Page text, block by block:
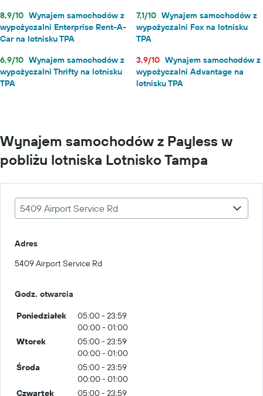
8,9/10 Wynajem samochodów z
wypożyczalni Enterprise Rent-A-
Car na lotnisku TPA
7,1/10 Wynajem samochodów z
wypożyczalni Fox na lotnisku
TPA
6,9/10 Wynajem samochodów z
wypożyczalni Thrifty na lotnisku
TPA
3,9/10 Wynajem samochodów z
wypożyczalni Advantage na
lotnisku TPA
Wynajem samochodów z Payless w
pobliżu lotniska Lotnisko Tampa
5409 Airport Service Rd
Adres
5409 Airport Service Rd
Godz. otwarcia
Poniedziałek
05:00 - 23:59
00:00 - 01:00
Wtorek
05:00 - 23:59
00:00 - 01:00
Środa
05:00 - 23:59
00:00 - 01:00
Czwartek
05:00 - 23:59